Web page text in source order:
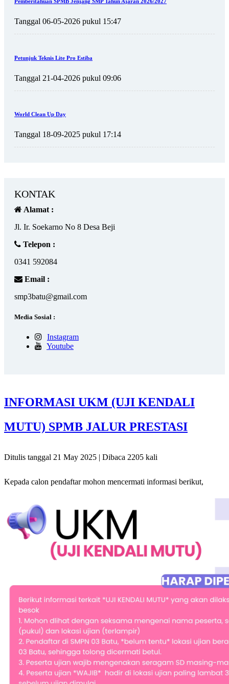
Tanggal 06-05-2026 pukul 15:47
Petunjuk Teknis Lite Pro Estiba
Tanggal 21-04-2026 pukul 09:06
World Clean Up Day
Tanggal 18-09-2025 pukul 17:14
KONTAK
Alamat :
Jl. Ir. Soekarno No 8 Desa Beji
Telepon :
0341 592084
Email :
smp3batu@gmail.com
Media Sosial :
Instagram
Youtube
INFORMASI UKM (UJI KENDALI
MUTU) SPMB JALUR PRESTASI
Ditulis tanggal 21 May 2025 | Dibaca 2205 kali
Kepada calon pendaftar mohon mencermati informasi berikut,